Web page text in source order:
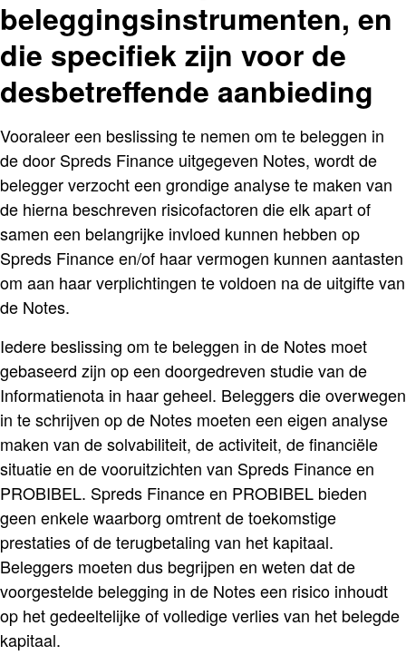
beleggingsinstrumenten, en
die specifiek zijn voor de
desbetreffende aanbieding
Vooraleer een beslissing te nemen om te beleggen in
de door Spreds Finance uitgegeven Notes, wordt de
belegger verzocht een grondige analyse te maken van
de hierna beschreven risicofactoren die elk apart of
samen een belangrijke invloed kunnen hebben op
Spreds Finance en/of haar vermogen kunnen aantasten
om aan haar verplichtingen te voldoen na de uitgifte van
de Notes.
Iedere beslissing om te beleggen in de Notes moet
gebaseerd zijn op een doorgedreven studie van de
Informatienota in haar geheel. Beleggers die overwegen
in te schrijven op de Notes moeten een eigen analyse
maken van de solvabiliteit, de activiteit, de financiële
situatie en de vooruitzichten van Spreds Finance en
PROBIBEL. Spreds Finance en PROBIBEL bieden
geen enkele waarborg omtrent de toekomstige
prestaties of de terugbetaling van het kapitaal.
Beleggers moeten dus begrijpen en weten dat de
voorgestelde belegging in de Notes een risico inhoudt
op het gedeeltelijke of volledige verlies van het belegde
kapitaal.